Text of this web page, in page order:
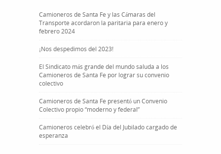
Camioneros de Santa Fe y las Cámaras del
Transporte acordaron la paritaria para enero y
febrero 2024
¡Nos despedimos del 2023!
El Sindicato más grande del mundo saluda a los
Camioneros de Santa Fe por lograr su convenio
colectivo
Camioneros de Santa Fe presentó un Convenio
Colectivo propio “moderno y federal”
Camioneros celebró el Día del Jubilado cargado de
esperanza